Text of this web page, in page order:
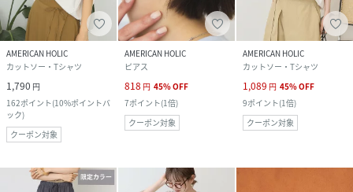
AMERICAN HOLIC
カットソー・Tシャツ
1,790 円
162ポイント(10%ポイントバ
ック)
クーポン対象
AMERICAN HOLIC
ピアス
818 円 45%OFF
7ポイント(1倍)
クーポン対象
AMERICAN HOLIC
カットソー・Tシャツ
1,089 円 45%OFF
9ポイント(1倍)
クーポン対象